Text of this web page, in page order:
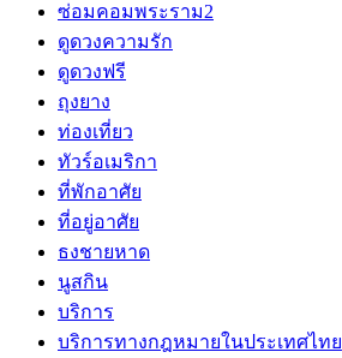
ซ่อมคอมพระราม2
ดูดวงความรัก
ดูดวงฟรี
ถุงยาง
ท่องเที่ยว
ทัวร์อเมริกา
ที่พักอาศัย
ที่อยู่อาศัย
ธงชายหาด
นูสกิน
บริการ
บริการทางกฎหมายในประเทศไทย